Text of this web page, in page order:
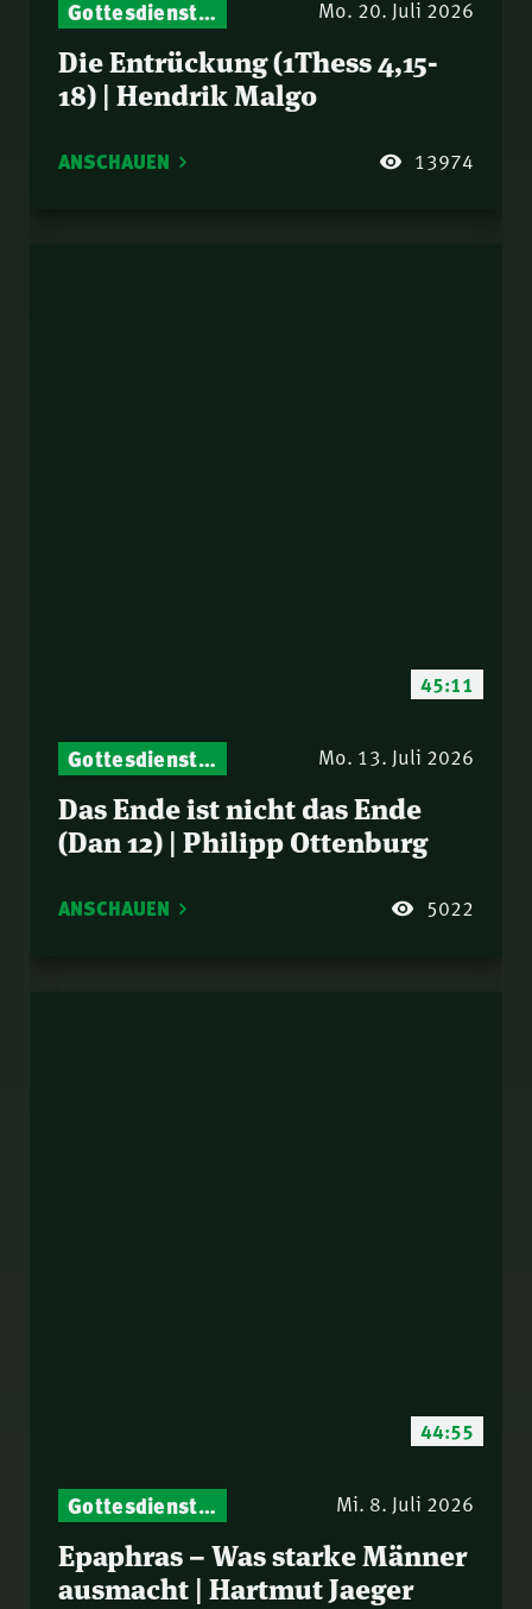
Gottesdienst-Botschaften – Jeden Sonntag neu: Aktuelle Predigten vom Mitternachtsruf Mo. 20. Juli 2026
Die Entrückung (1Thess 4,15-
18) | Hendrik Malgo
ANSCHAUEN 13974
45:11
Gottesdienst-Botschaften – Jeden Sonntag neu: Aktuelle Predigten vom Mitternachtsruf Mo. 13. Juli 2026
Das Ende ist nicht das Ende
(Dan 12) | Philipp Ottenburg
ANSCHAUEN 5022
44:55
Gottesdienst-Botschaften – Jeden Sonntag neu: Aktuelle Predigten vom Mitternachtsruf Mi. 8. Juli 2026
Epaphras – Was starke Männer
ausmacht | Hartmut Jaeger